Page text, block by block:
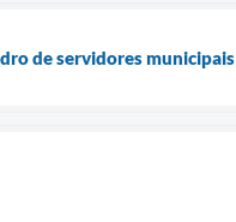
de servidores municipais